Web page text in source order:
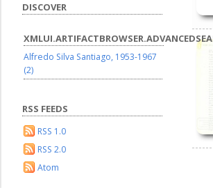
DISCOVER
Alfredo Silva Santiago, 1953-1967
(2)
RSS FEEDS
RSS 1.0
RSS 2.0
Atom